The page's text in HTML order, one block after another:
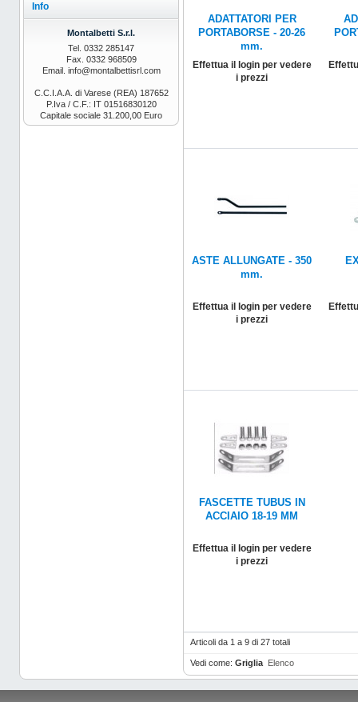
ADATTATORI PER
PORTABORSE - 20-26
mm.
Effettua il login per vedere
i prezzi
ASTE ALLUNGATE - 350
mm.
Effettua il login per vedere
i prezzi
FASCETTE TUBUS IN
ACCIAIO 18-19 MM
Effettua il login per vedere
i prezzi
Articoli da 1 a 9 di 27 totali
Vedi come: Griglia Elenco
Info
Montalbetti S.r.l.
Tel. 0332 285147
Fax. 0332 968509
Email. info@montalbettisrl.com
C.C.I.A.A. di Varese (REA) 187652
P.Iva / C.F.: IT 01516830120
Capitale sociale 31.200,00 Euro